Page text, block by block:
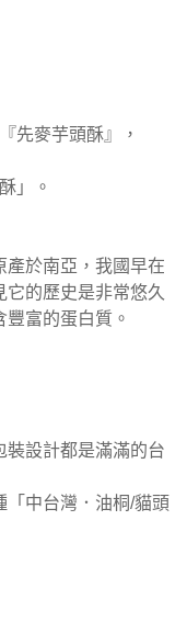
先麥芋頭酥』，
」。
產於南亞，我國早在
的歷史是非常悠久
富的蛋白質。
裝設計都是滿滿的台
中台灣．油桐/貓頭